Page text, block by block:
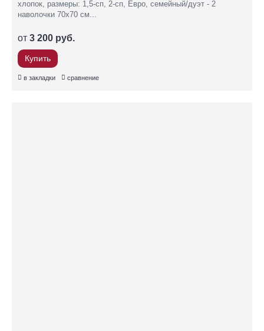
хлопок, размеры: 1,5-сп, 2-сп, Евро, семейный/дуэт - 2
наволочки 70х70 см...
от 3 200 руб.
Купить
в закладки сравнение